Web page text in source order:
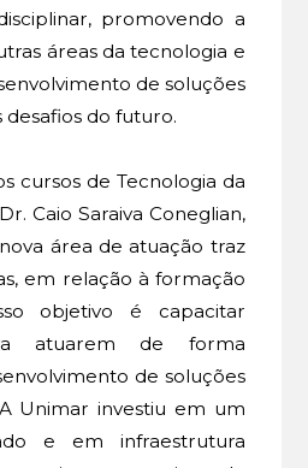
promovendo a
áreas da tecnologia e
de soluções
desafios do futuro.
cursos de Tecnologia da
Caio Saraiva Coneglian,
área de atuação traz
em relação à formação
objetivo é capacitar
atuarem de forma
de soluções
Unimar investiu em um
e em infraestrutura